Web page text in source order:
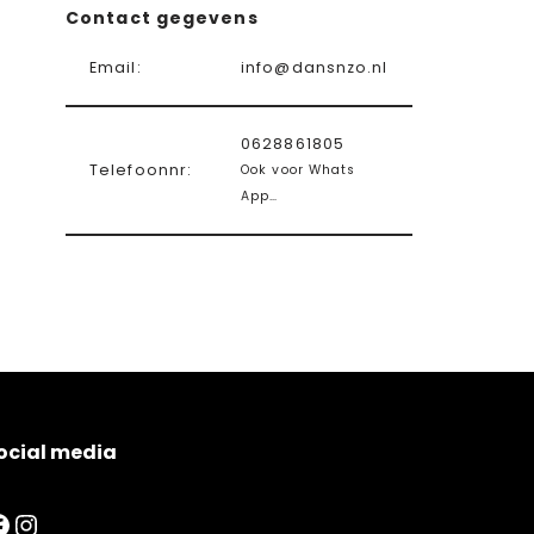
Contact gegevens
Email: info@dansnzo.nl
Telefoonnr:
0628861805
Ook voor Whats
App…
media